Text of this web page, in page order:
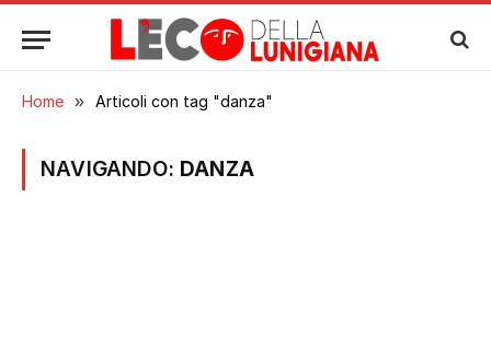
Home » Articoli con tag "danza"
NAVIGANDO: DANZA